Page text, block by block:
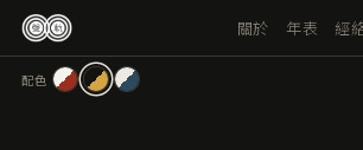
關於 年表 經
配色